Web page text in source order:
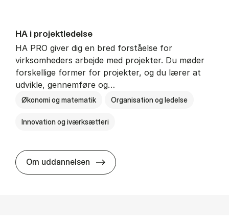
HA i pro­jekt­le­del­se
HA PRO giver dig en bred forståelse for
virksomheders arbejde med projekter. Du møder
forskellige former for projekter, og du lærer at
udvikle, gennemføre og…
Økonomi og matematik Organisation og ledelse
Innovation og iværksætteri
Om uddannelsen HA i pro­jekt­le­del­se